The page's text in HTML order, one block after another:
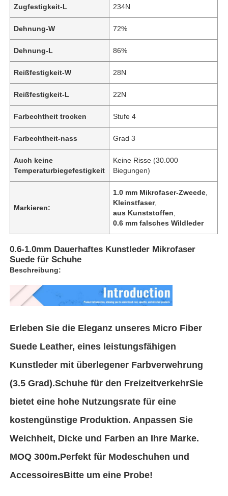
Produkte
Videos
Über uns
Werksbesichtigung
Qualitätskontrolle
Neuigkeiten
Fälle
Zugfestigkeit-L 234N
Dehnung-W 72%
Dehnung-L 86%
Reißfestigkeit-W 28N
Reißfestigkeit-L 22N
Farbechtheit trocken Stufe 4
Farbechtheit-nass Grad 3
Auch keine
Temperaturbiegefestigkeit
Keine Risse (30.000
Biegungen)
Markieren:
1.0 mm Mikrofaser-Zweede
Kleinstfaser,
aus Kunststoffen
0.6 mm falsches Wildleder
0.6-1.0mm Dauerhaftes Kunstleder Mikrofaser
Suede für Schuhe
Beschreibung:
Erleben Sie die Eleganz unseres Micro Fiber
Suede Leather, eines leistungsfähigen
Kunstleder mit überlegener Farbverwehrung
(3.5 Grad).Schuhe für den FreizeitverkehrSie
bietet eine hohe Nutzungsrate für eine
kostengünstige Produktion. Anpassen Sie
Weichheit, Dicke und Farben an Ihre Marke.
MOQ 300m.Perfekt für Modeschuhen und
AccessoiresBitte um eine Probe!